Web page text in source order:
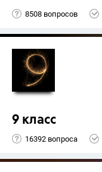
8508 вопросов
9 класс
16392 вопроса